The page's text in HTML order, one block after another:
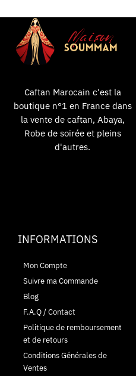
Caftan Marocain c'est la
boutique n°1 en France dans
la vente de caftan, Abaya,
Robe de soirée et pleins
d'autres.
INFORMATIONS
Mon Compte
Suivre ma Commande
Blog
F.A.Q / Contact
Politique de remboursement
et de retours
Conditions Générales de
Ventes